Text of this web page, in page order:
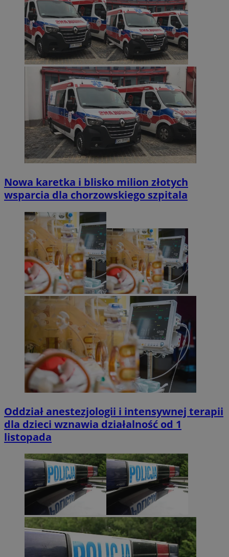
Nowa karetka i blisko milion złotych
wsparcia dla chorzowskiego szpitala
Oddział anestezjologii i intensywnej terapii
dla dzieci wznawia działalność od 1
listopada